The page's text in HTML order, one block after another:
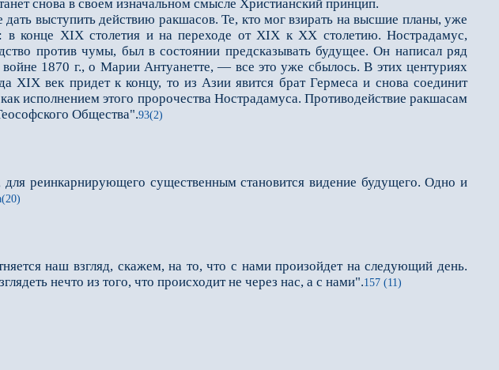
снова в своем изначальном смысле Христианский принцип.
выступить действию ракшасов. Те, кто мог взирать на высшие планы, уже
в конце XIX столетия и на переходе от XIX к XX столетию. Нострадамус,
против чумы, был в состоянии предсказывать будущее. Он написал ряд
1870 г., о Марии Антуанетте, — все это уже сбылось. В этих центуриях
XIX век придет к концу, то из Азии явится брат Гермеса и снова соединит
исполнением этого пророчества Нострадамуса. Противодействие ракшасам
Общества".93(2)
реинкарнирующего существенным становится видение будущего. Одно и
наш взгляд, скажем, на то, что с нами произойдет на следующий день.
нечто из того, что происходит не через нас, а с нами".157 (11)